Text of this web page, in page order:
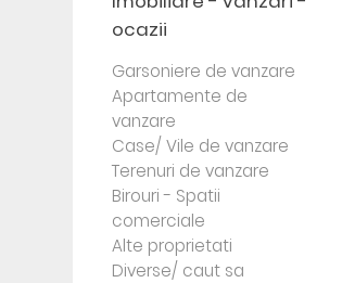
ocazii
Garsoniere de vanzare
Apartamente de
vanzare
Case/ Vile de vanzare
Terenuri de vanzare
Birouri - Spatii
comerciale
Alte proprietati
Diverse/ caut sa